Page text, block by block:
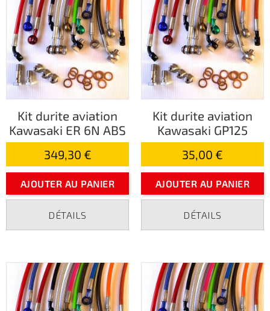
Kit durite aviation
Kawasaki ER 6N ABS
349,30 €
AJOUTER AU PANIER
DÉTAILS
Kit durite aviation
Kawasaki GP125
35,00 €
AJOUTER AU PANIER
DÉTAILS